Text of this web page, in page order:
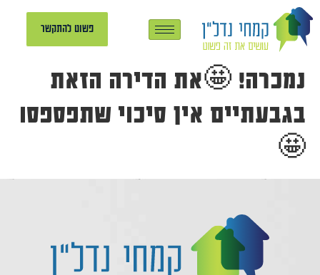
פשוט להתקשר
נמכרה! 🤩את הדירה הזאת
בגבעתיים אין סיכוי שתפספסו
🤩